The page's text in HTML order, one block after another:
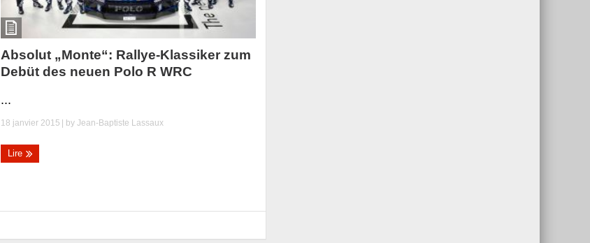
Absolut „Monte“: Rallye-Klassiker zum
Debüt des neuen Polo R WRC
...
18 janvier 2015 | byJean-Baptiste Lassaux
Lire